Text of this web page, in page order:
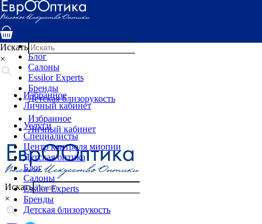
Услуги
Специалисты
Детская оптика
Блог
Салоны
Essilor Experts
Бренды
Детская близорукость
Избранное
Личный кабинет
Искать
×
Искать
×
Избранное
Личный кабинет
Услуги
Специалисты
Центр контроля миопии
Детская оптика
Блог
Салоны
Essilor Experts
Бренды
Детская близорукость